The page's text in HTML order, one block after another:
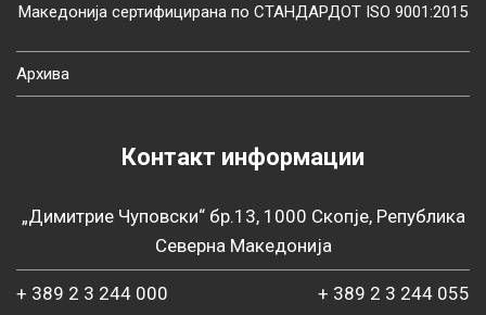
Македонија сертифицирана по СТАНДАРДОТ ISO 9001:2015
Архива
Контакт информации
„Димитрие Чуповски“ бр.13, 1000 Скопје, Република
Северна Македонија
+ 389 2 3 244 000 + 389 2 3 244 055